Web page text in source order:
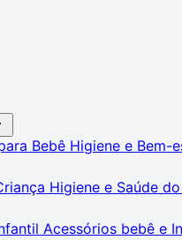
Bebê Higiene e Bem-
Higiene e Saúde
Acessórios bebê e